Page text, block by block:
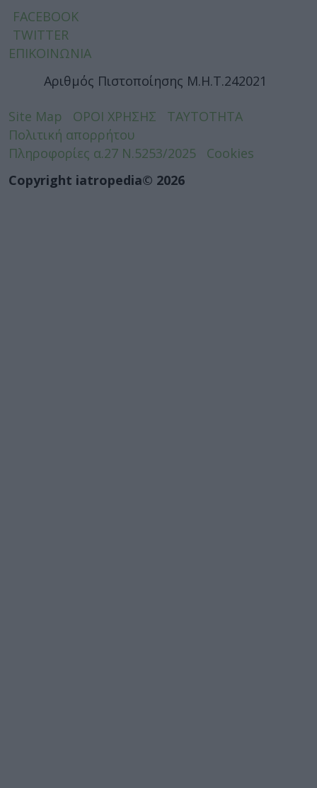
FACEBOOK
TWITTER
ΕΠΙΚΟΙΝΩΝΙΑ
Αριθμός Πιστοποίησης Μ.Η.Τ.242021
Site Map ΟΡΟΙ ΧΡΗΣΗΣ
ΤΑΥΤΟΤΗΤΑ
Πολιτική απορρήτου
Πληροφορίες α.27 Ν.5253/2025
Cookies
Copyright iatropedia© 2026